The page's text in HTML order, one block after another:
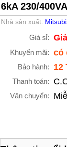
6kA 230/
Nhà sản xuất:
Giá sỉ:
Khuyến mãi: có
Bảo hành: 12
Thanh toán:
Vận chuyển: